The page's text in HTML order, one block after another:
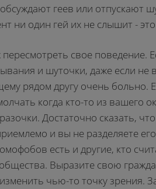
геев или отпускают
ни один гей их не слышит - это
свое поведение.
и шуточки, даже если не
рядом другу очень больно.
когда кто-то из вашего
Достаточно сказать,
и вы не разделяете
есть и другие, кто
Выразите свою
чью-то точку зрения.